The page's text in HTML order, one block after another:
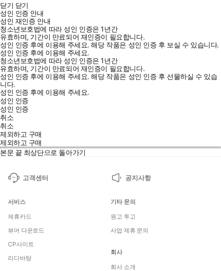
닫기 닫기
성인 인증 안내
성인 재인증 안내
청소년보호법에 따라 성인 인증은 1년간
유효하며, 기간이 만료되어 재인증이 필요합니다.
성인 인증 후에 이용해 주세요.해당 작품은 성인 인증 후 보실 수 있습니다.
성인 인증 후에 이용해 주세요.
청소년보호법에 따라 성인 인증은 1년간
유효하며, 기간이 만료되어 재인증이 필요합니다.
성인 인증 후에 이용해 주세요.해당 작품은 성인 인증 후 선물하실 수 있습
니다.
성인 인증 후에 이용해 주세요.
성인 인증
성인 인증
취소
취소
제외하고 구매
제외하고 구매
본문 끝 최상단으로 돌아가기
고객센터 공지사항
서비스
제휴카드
뷰어 다운로드
CP사이트
리디바탕
기타 문의
원고 투고
사업 제휴 문의
회사
회사 소개